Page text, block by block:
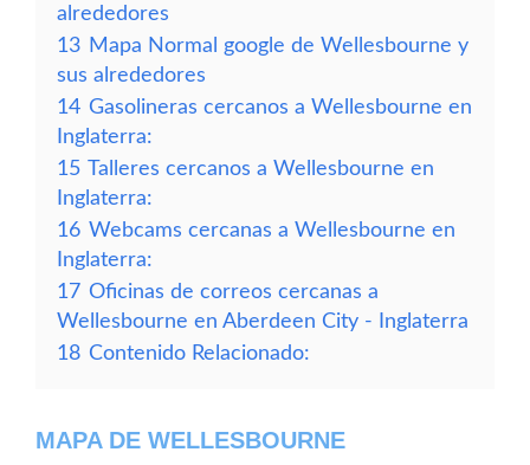
alrededores
13 Mapa Normal google de Wellesbourne y
sus alrededores
14 Gasolineras cercanos a Wellesbourne en
Inglaterra:
15 Talleres cercanos a Wellesbourne en
Inglaterra:
16 Webcams cercanas a Wellesbourne en
Inglaterra:
17 Oficinas de correos cercanas a
Wellesbourne en Aberdeen City - Inglaterra
18 Contenido Relacionado:
MAPA DE WELLESBOURNE